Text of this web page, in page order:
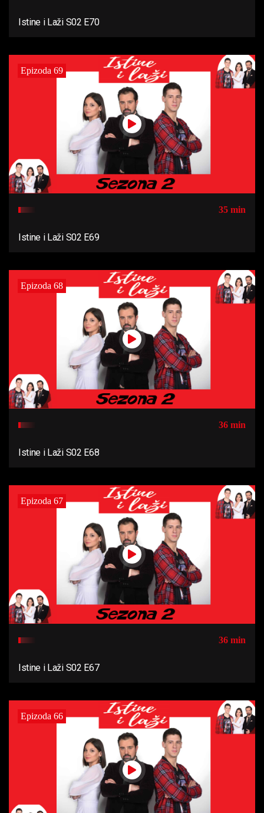
Istine i Laži S02 E70
Epizoda 69
35 min
Istine i Laži S02 E69
Epizoda 68
36 min
Istine i Laži S02 E68
Epizoda 67
36 min
Istine i Laži S02 E67
Epizoda 66